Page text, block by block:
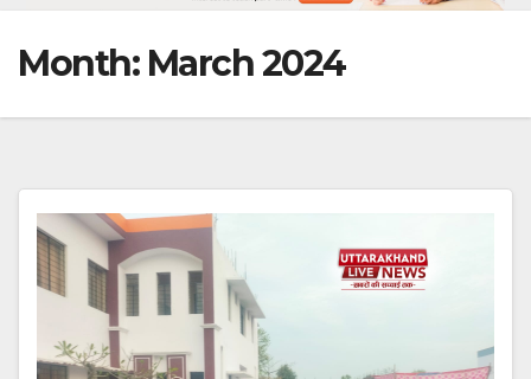
Month: March 2024